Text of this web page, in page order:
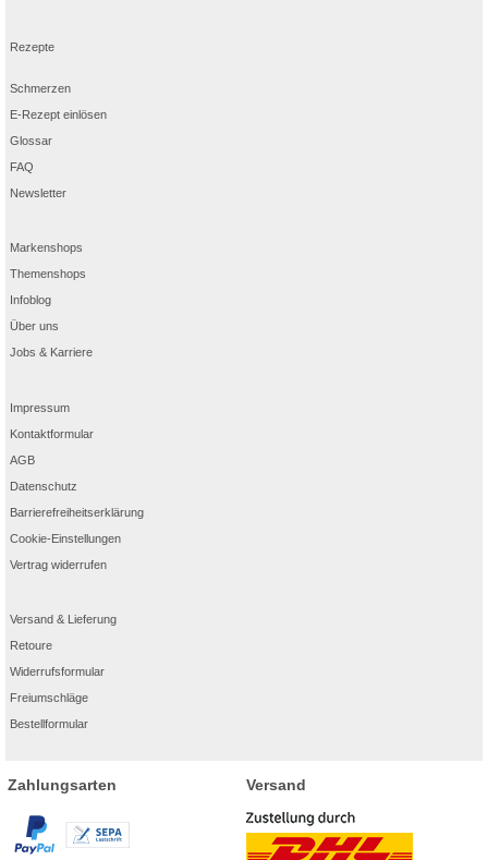
Rezepte
Schmerzen
E-Rezept einlösen
Glossar
FAQ
Newsletter
Markenshops
Themenshops
Infoblog
Über uns
Jobs & Karriere
Impressum
Kontaktformular
AGB
Datenschutz
Barrierefreiheitserklärung
Cookie-Einstellungen
Vertrag widerrufen
Versand & Lieferung
Retoure
Widerrufsformular
Freiumschläge
Bestellformular
Zahlungsarten Versand